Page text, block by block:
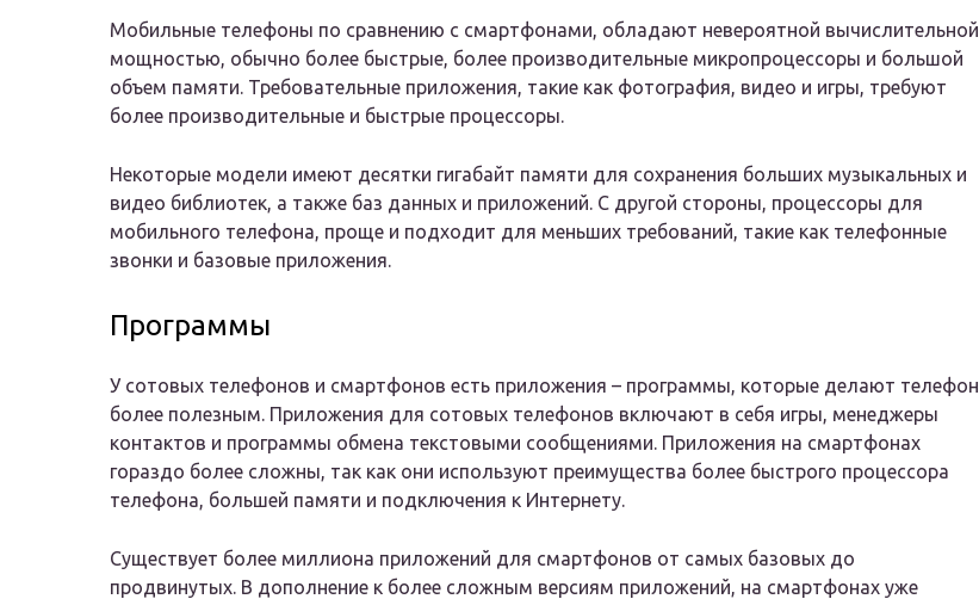
Мобильные телефоны по сравнению с смартфонами, обладают невероятной вычислительной
мощностью, обычно более быстрые, более производительные микропроцессоры и большой
объем памяти. Требовательные приложения, такие как фотография, видео и игры, требуют
более производительные и быстрые процессоры.
Некоторые модели имеют десятки гигабайт памяти для сохранения больших музыкальных и
видео библиотек, а также баз данных и приложений. С другой стороны, процессоры для
мобильного телефона, проще и подходит для меньших требований, такие как телефонные
звонки и базовые приложения.
Программы
У сотовых телефонов и смартфонов есть приложения – программы, которые делают телефон
более полезным. Приложения для сотовых телефонов включают в себя игры, менеджеры
контактов и программы обмена текстовыми сообщениями. Приложения на смартфонах
гораздо более сложны, так как они используют преимущества более быстрого процессора
телефона, большей памяти и подключения к Интернету.
Существует более миллиона приложений для смартфонов от самых базовых до
продвинутых. В дополнение к более сложным версиям приложений, на смартфонах уже